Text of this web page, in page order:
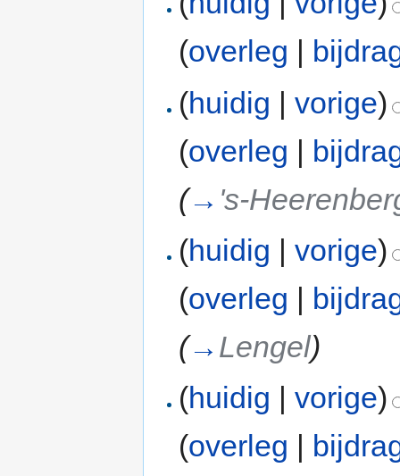
(overleg |
(huidig |vorige)
(overleg |
(→ 's-
(huidig |vorige)
(overleg |
(→ Lengel)
(huidig |vorige)
(overleg